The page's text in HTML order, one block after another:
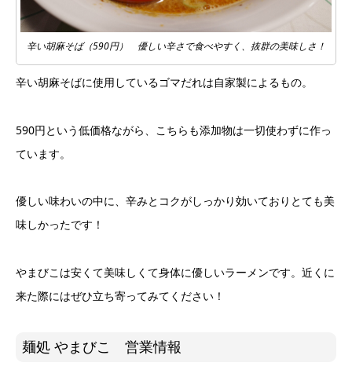
辛い胡麻そば（590円） 優しい辛さで食べやすく、抜群の美味しさ！
辛い胡麻そばに使用しているゴマだれは自家製によるもの。
590円という低価格ながら、こちらも添加物は一切使わずに作っ
ています。
優しい味わいの中に、辛みとコクがしっかり効いておりとても美
味しかったです！
やまびこは安くて美味しくて身体に優しいラーメンです。⁡近くに
来た際にはぜひ立ち寄ってみてください！
麺処 やまびこ 営業情報